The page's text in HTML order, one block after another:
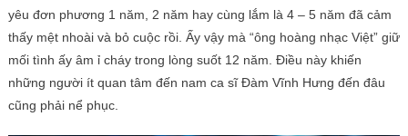
yêu đơn phương 1 năm, 2 năm hay cùng lắm là 4 – 5 năm đã cảm
thấy mệt nhoài và bỏ cuộc rồi. Ấy vậy mà “ông hoàng nhạc Việt” giữ
mối tình ấy âm ỉ cháy trong lòng suốt 12 năm. Điều này khiến
những người ít quan tâm đến nam ca sĩ Đàm Vĩnh Hưng đến đâu
cũng phải nể phục.